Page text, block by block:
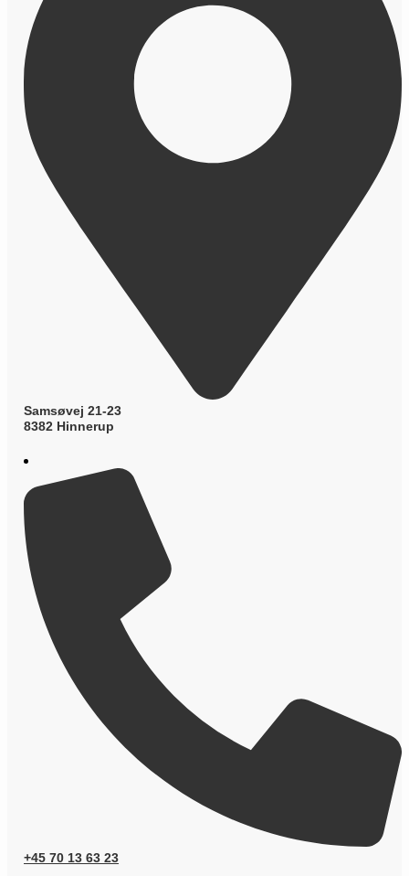
Samsøvej 21-23
8382 Hinnerup
+45 70 13 63 23